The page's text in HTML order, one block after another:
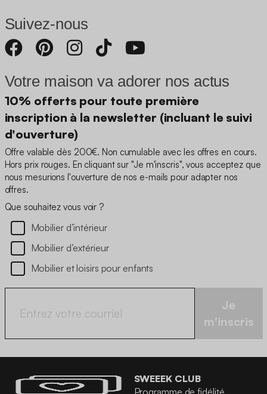
Suivez-nous
Votre maison va adorer nos actus
10% offerts pour toute première
inscription à la newsletter (incluant le suivi
d'ouverture)
Offre valable dès 200€. Non cumulable avec les offres en cours.
Hors prix rouges. En cliquant sur "Je m'inscris", vous acceptez que
nous mesurions l'ouverture de nos e-mails pour adapter nos
offres.
Que souhaitez vous voir ?
Mobilier d’intérieur
Mobilier d’extérieur
Mobilier et loisirs pour enfants
Je
m'inscris
SWEEEK CLUB